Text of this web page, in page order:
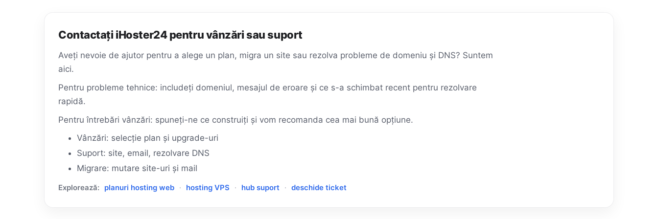
Contactați iHoster24 pentru vânzări sau suport
Aveți nevoie de ajutor pentru a alege un plan, migra un site sau rezolva probleme de domeniu și DNS? Suntem
aici.
Pentru probleme tehnice: includeți domeniul, mesajul de eroare și ce s-a schimbat recent pentru rezolvare
rapidă.
Pentru întrebări vânzări: spuneți-ne ce construiți și vom recomanda cea mai bună opțiune.
Vânzări: selecție plan și upgrade-uri
Suport: site, email, rezolvare DNS
Migrare: mutare site-uri și mail
Explorează: planuri hosting web · hosting VPS · hub suport · deschide ticket